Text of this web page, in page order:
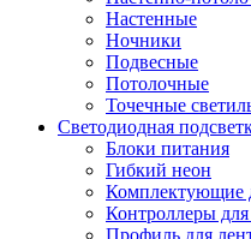
Настенные
Ночники
Подвесные
Потолочные
Точечные
Светодиодная
Блоки питания
Гибкий неон
Комплектующие
Контроллеры для
Профиль для